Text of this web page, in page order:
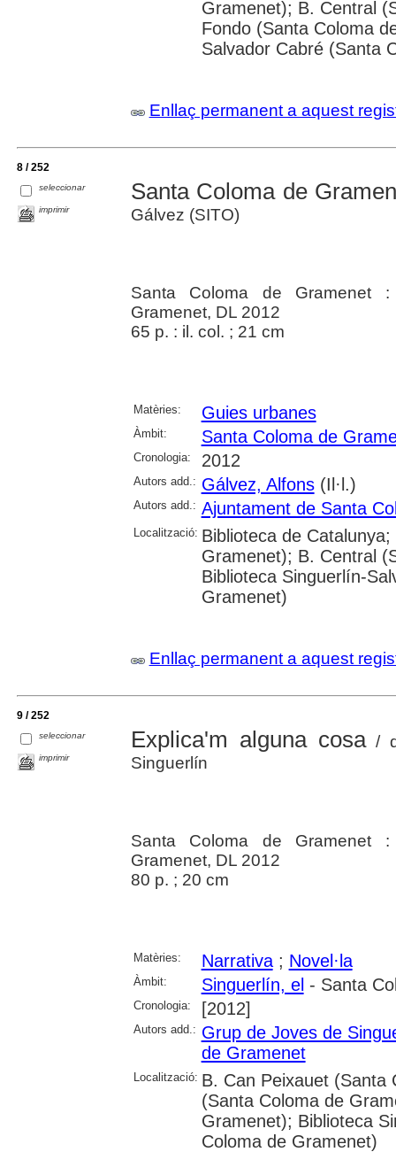
Gramenet); B. Central
Fondo (Santa Coloma
Salvador Cabré (Santa
Enllaç permanent a aquest
8 / 252
seleccionar
imprimir
Santa Coloma de
Gálvez (SITO)
Santa Coloma de Gramenet
Gramenet, DL 2012
65 p. : il. col. ; 21 cm
Matèries: Guies urbanes
Àmbit: Santa Coloma de
Cronologia: 2012
Autors add.: Gálvez, Alfons(Il·l.)
Autors add.: Ajuntament de Santa
Localització: Biblioteca de
Gramenet); B. Central
Biblioteca Singuerlín-
Gramenet)
Enllaç permanent a aquest
9 / 252
seleccionar
imprimir
Explica'm alguna cosa/
Singuerlín
Santa Coloma de Gramenet
Gramenet, DL 2012
80 p. ; 20 cm
Matèries: Narrativa; Novel·la
Àmbit: Singuerlín, el - Santa
Cronologia: [2012]
Autors add.: Grup de Joves de
de Gramenet
Localització: B. Can Peixauet (Santa
(Santa Coloma de
Gramenet); Biblioteca
Coloma de Gramenet)